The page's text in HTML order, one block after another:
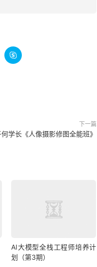

下一篇
学长《人像摄影修图全能班》
AI大模型全栈工程师培养计
划（第3期）